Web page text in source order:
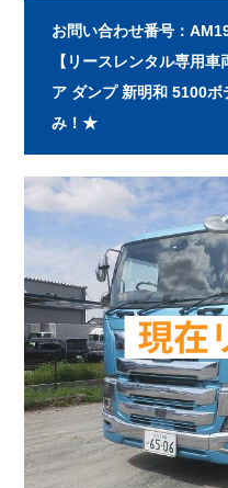
お問い合わせ番号：
【リースレンタル専用
ア ダンプ 新明和 5100
み！★